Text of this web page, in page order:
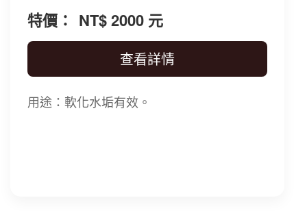
特價： NT$ 2000 元
查看詳情
用途：軟化水垢有效。